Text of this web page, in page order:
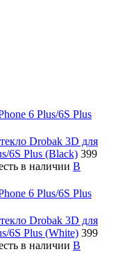
6 Plus/6S Plus
Drobak 3D для
6S Plus (Black) 399
в наличии В
6 Plus/6S Plus
Drobak 3D для
6S Plus (White) 399
в наличии В